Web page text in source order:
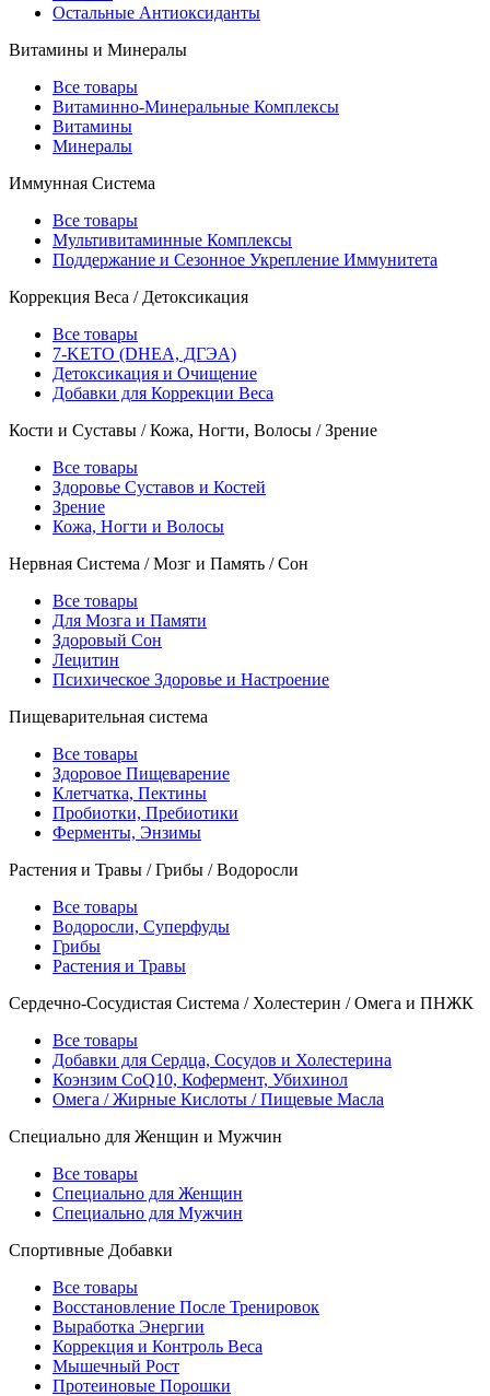
Остальные Антиоксиданты
Витамины и Минералы
Все товары
Витаминно-Минеральные Комплексы
Витамины
Минералы
Иммунная Система
Все товары
Мультивитаминные Комплексы
Поддержание и Сезонное Укрепление Иммунитета
Коррекция Веса / Детоксикация
Все товары
7-KETO (DHEA, ДГЭА)
Детоксикация и Очищение
Добавки для Коррекции Веса
Кости и Суставы / Кожа, Ногти, Волосы / Зрение
Все товары
Здоровье Суставов и Костей
Зрение
Кожа, Ногти и Волосы
Нервная Система / Мозг и Память / Сон
Все товары
Для Мозга и Памяти
Здоровый Сон
Лецитин
Психическое Здоровье и Настроение
Пищеварительная система
Все товары
Здоровое Пищеварение
Клетчатка, Пектины
Пробиотки, Пребиотики
Ферменты, Энзимы
Растения и Травы / Грибы / Водоросли
Все товары
Водоросли, Суперфуды
Грибы
Растения и Травы
Сердечно-Сосудистая Система / Холестерин / Омега и ПНЖК
Все товары
Добавки для Сердца, Сосудов и Холестерина
Коэнзим CoQ10, Кофермент, Убихинол
Омега / Жирные Кислоты / Пищевые Масла
Специально для Женщин и Мужчин
Все товары
Специально для Женщин
Специально для Мужчин
Спортивные Добавки
Все товары
Восстановление После Тренировок
Выработка Энергии
Коррекция и Контроль Веса
Мышечный Рост
Протеиновые Порошки